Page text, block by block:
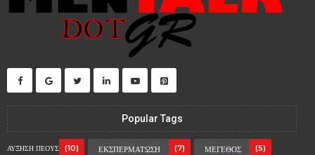
Popular Tags
ΑΥΞΗΣΗ ΠΕΟΥΣ (10) ΕΚΣΠΕΡΜΑΤΩΣΗ (7) ΜΕΓΕΘΟΣ (5)